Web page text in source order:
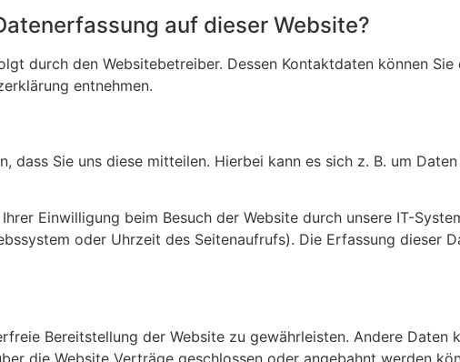
auf dieser Website?
durch den Websitebetreiber. Dessen Kontaktdaten können
entnehmen.
dass Sie uns diese mitteilen. Hierbei kann es sich z. B. um
Einwilligung beim Besuch der Website durch unsere IT-
oder Uhrzeit des Seitenaufrufs). Die Erfassung dieser
Bereitstellung der Website zu gewährleisten. Andere Daten
die Website Verträge geschlossen oder angebahnt werden